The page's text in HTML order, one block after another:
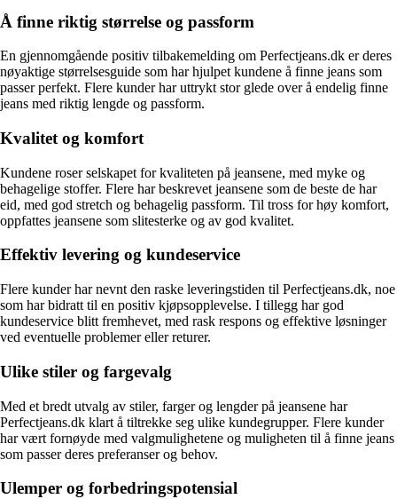
Å finne riktig størrelse og passform
En gjennomgående positiv tilbakemelding om Perfectjeans.dk er deres
nøyaktige størrelsesguide som har hjulpet kundene å finne jeans som
passer perfekt. Flere kunder har uttrykt stor glede over å endelig finne
jeans med riktig lengde og passform.
Kvalitet og komfort
Kundene roser selskapet for kvaliteten på jeansene, med myke og
behagelige stoffer. Flere har beskrevet jeansene som de beste de har
eid, med god stretch og behagelig passform. Til tross for høy komfort,
oppfattes jeansene som slitesterke og av god kvalitet.
Effektiv levering og kundeservice
Flere kunder har nevnt den raske leveringstiden til Perfectjeans.dk, noe
som har bidratt til en positiv kjøpsopplevelse. I tillegg har god
kundeservice blitt fremhevet, med rask respons og effektive løsninger
ved eventuelle problemer eller returer.
Ulike stiler og fargevalg
Med et bredt utvalg av stiler, farger og lengder på jeansene har
Perfectjeans.dk klart å tiltrekke seg ulike kundegrupper. Flere kunder
har vært fornøyde med valgmulighetene og muligheten til å finne jeans
som passer deres preferanser og behov.
Ulemper og forbedringspotensial